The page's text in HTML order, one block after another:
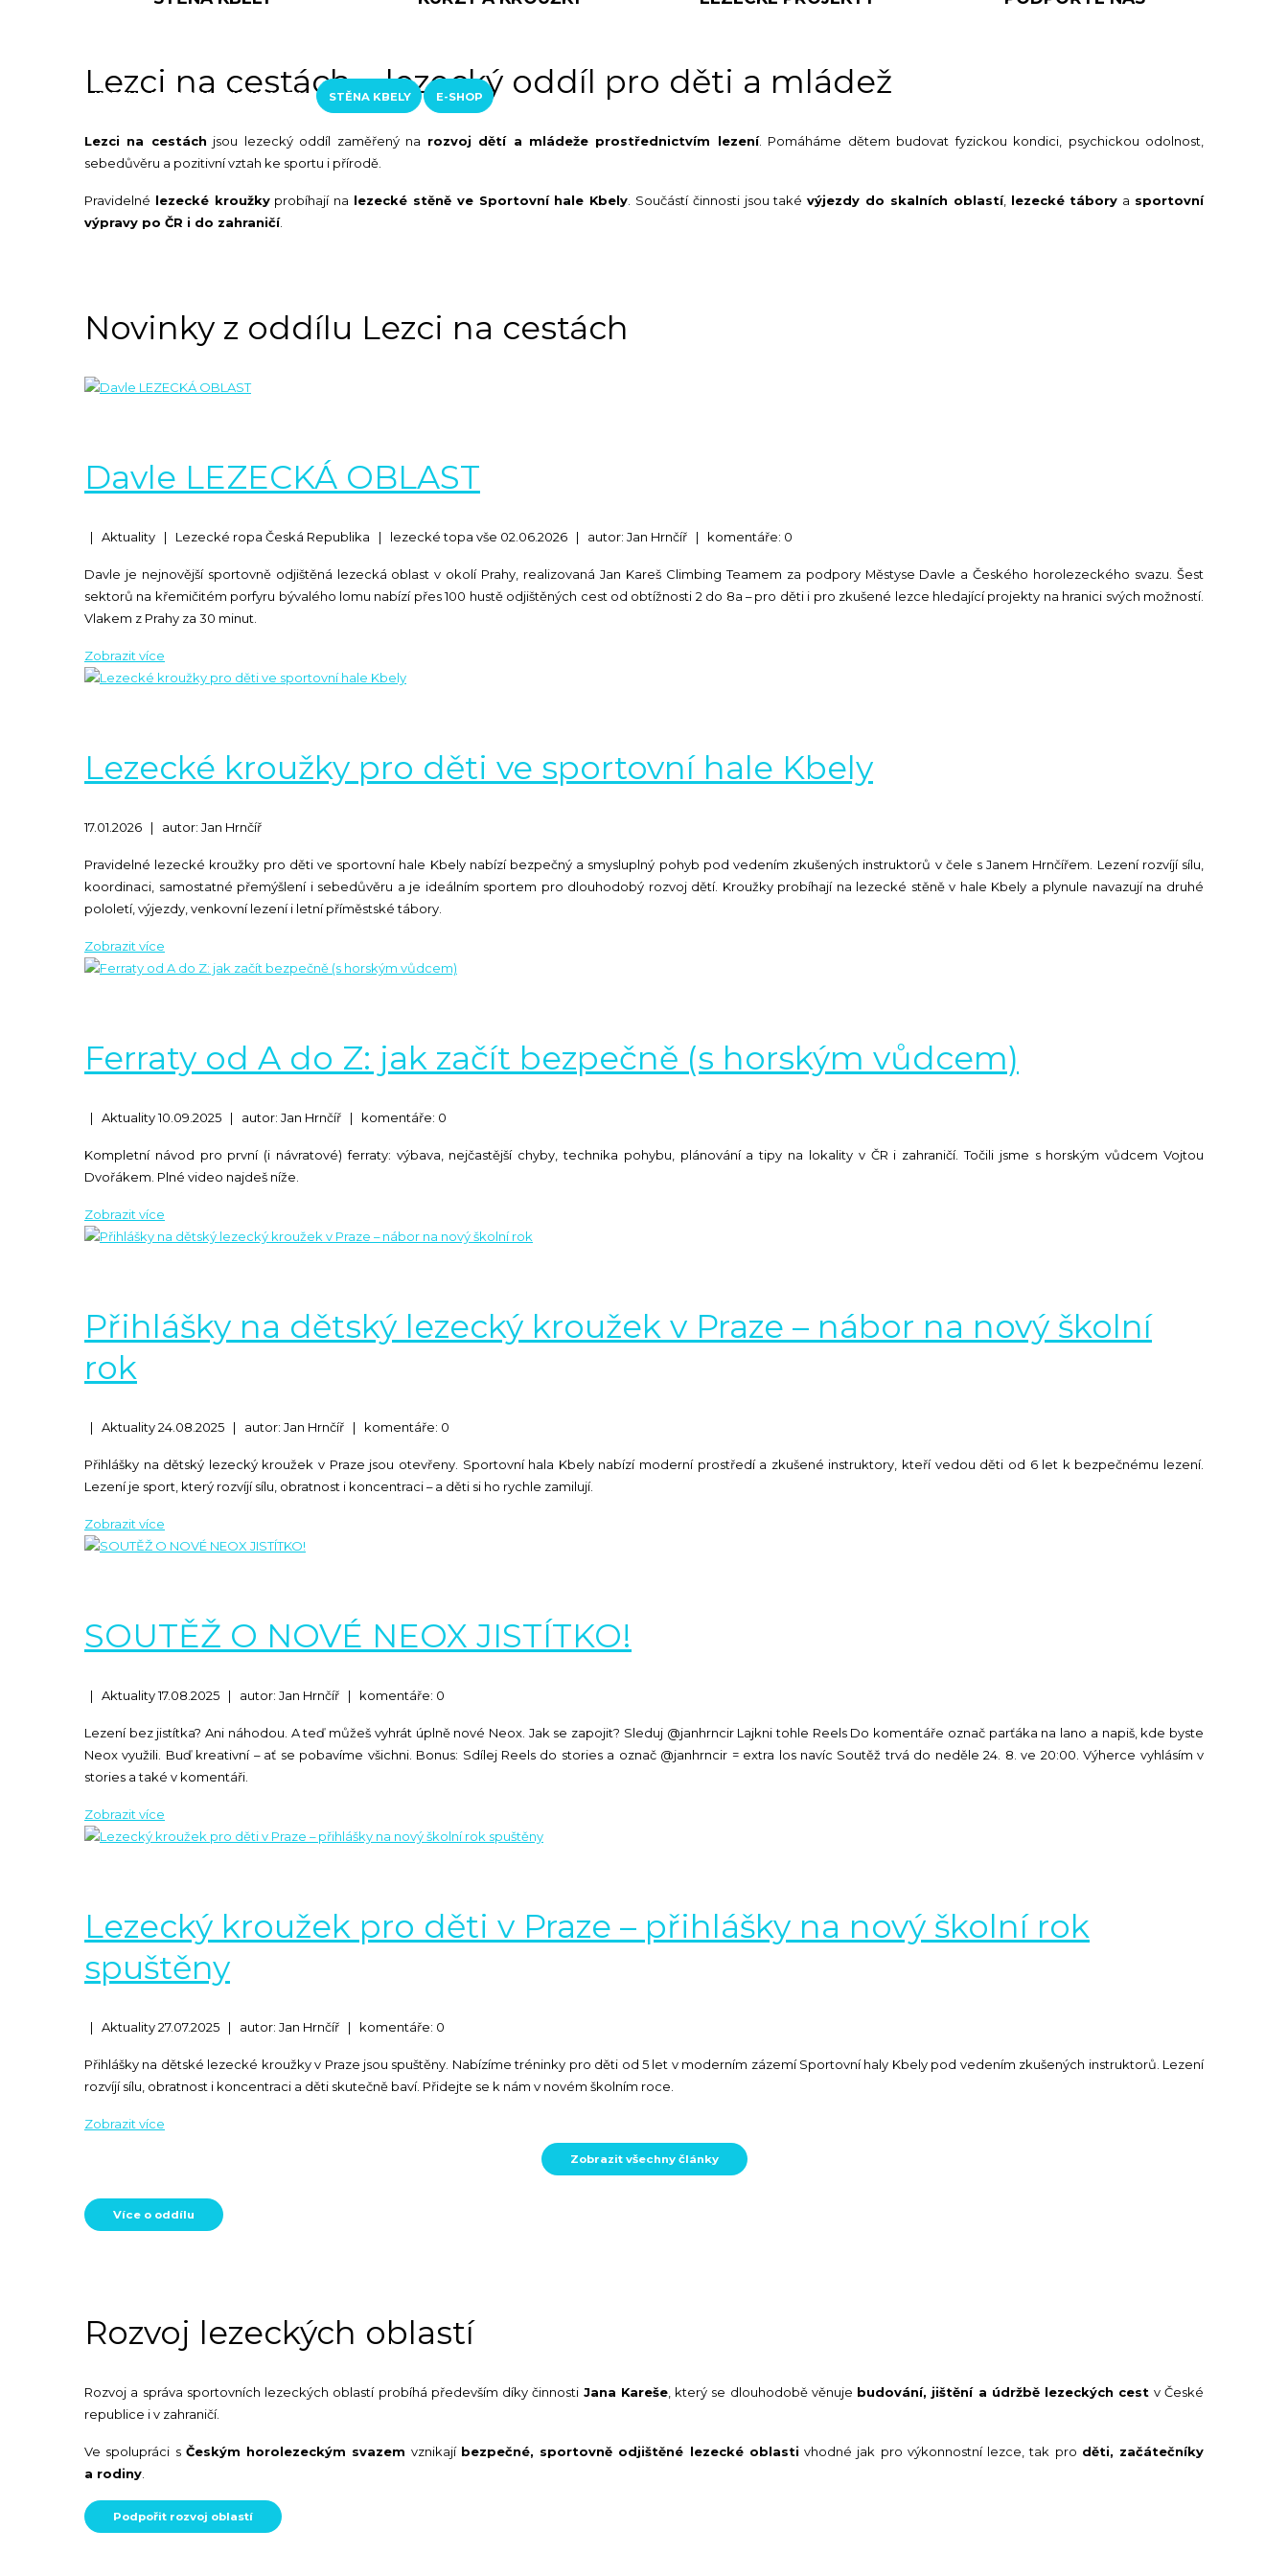
KURZY A KROUŽKY KONTAKTY STĚNA KBELY E-SHOP
Lezci na cestách – lezecký oddíl pro děti a mládež
Lezci na cestách jsou lezecký oddíl zaměřený na rozvoj dětí a mládeže prostřednictvím lezení. Pomáháme dětem budovat fyzickou kondici, psychickou odolnost,
sebedůvěru a pozitivní vztah ke sportu i přírodě.
Pravidelné lezecké kroužkyprobíhají na lezecké stěně ve Sportovní hale Kbely . Součástí činnosti jsou takévýjezdy do skalních oblastí, lezecké tábory a sportovní
výpravy po ČR i do zahraničí.
Novinky z oddílu Lezci na cestách
Davle LEZECKÁ OBLAST
| Aktuality | Lezecké ropa Česká Republika | lezecké topa vše 02.06.2026 | autor: Jan Hrnčíř | komentáře: 0
Davle je nejnovější sportovně odjištěná lezecká oblast v okolí Prahy, realizovaná Jan Kareš Climbing Teamem za podpory Městyse Davle a Českého horolezeckého svazu. Šest
sektorů na křemičitém porfyru bývalého lomu nabízí přes 100 hustě odjištěných cest od obtížnosti 2 do 8a – pro děti i pro zkušené lezce hledající projekty na hranici svých možností.
Vlakem z Prahy za 30 minut.
Lezecké kroužky pro děti ve sportovní hale Kbely
17.01.2026 | autor: Jan Hrnčíř
Pravidelné lezecké kroužky pro děti ve sportovní hale Kbely nabízí bezpečný a smysluplný pohyb pod vedením zkušených instruktorů v čele s Janem Hrnčířem. Lezení rozvíjí sílu,
koordinaci, samostatné přemýšlení i sebedůvěru a je ideálním sportem pro dlouhodobý rozvoj dětí. Kroužky probíhají na lezecké stěně v hale Kbely a plynule navazují na druhé
pololetí, výjezdy, venkovní lezení i letní příměstské tábory.
Ferraty od A do Z: jak začít bezpečně (s horským vůdcem)
| Aktuality10.09.2025 | autor: Jan Hrnčíř | komentáře: 0
Kompletní návod pro první (i návratové) ferraty: výbava, nejčastější chyby, technika pohybu, plánování a tipy na lokality v ČR i zahraničí. Točili jsme s horským vůdcem Vojtou
Dvořákem. Plné video najdeš níže.
Přihlášky na dětský lezecký kroužek v Praze – nábor na nový školní
rok
| Aktuality24.08.2025 | autor: Jan Hrnčíř | komentáře: 0
Přihlášky na dětský lezecký kroužek v Praze jsou otevřeny. Sportovní hala Kbely nabízí moderní prostředí a zkušené instruktory, kteří vedou děti od 6 let k bezpečnému lezení.
Lezení je sport, který rozvíjí sílu, obratnost i koncentraci – a děti si ho rychle zamilují.
SOUTĚŽ O NOVÉ NEOX JISTÍTKO!
| Aktuality17.08.2025 | autor: Jan Hrnčíř | komentáře: 0
Lezení bez jistítka? Ani náhodou. A teď můžeš vyhrát úplně nové Neox. Jak se zapojit? Sleduj @janhrncir Lajkni tohle Reels Do komentáře označ parťáka na lano a napiš, kde byste
Neox využili. Buď kreativní – ať se pobavíme všichni. Bonus: Sdílej Reels do stories a označ @janhrncir = extra los navíc Soutěž trvá do neděle 24. 8. ve 20:00. Výherce vyhlásím v
stories a také v komentáři.
Lezecký kroužek pro děti v Praze – přihlášky na nový školní rok
spuštěny
| Aktuality27.07.2025 | autor: Jan Hrnčíř | komentáře: 0
Přihlášky na dětské lezecké kroužky v Praze jsou spuštěny. Nabízíme tréninky pro děti od 5 let v moderním zázemí Sportovní haly Kbely pod vedením zkušených instruktorů. Lezení
rozvíjí sílu, obratnost i koncentraci a děti skutečně baví. Přidejte se k nám v novém školním roce.
Zobrazit všechny články
Více o oddílu
Rozvoj lezeckých oblastí
Rozvoj a správa sportovních lezeckých oblastí probíhá především díky činnosti Jana Kareše, který se dlouhodobě věnuje budování, jištění a údržbě lezeckých cest v České
republice i v zahraničí.
Ve spolupráci s Českým horolezeckým svazem vznikají bezpečné, sportovně odjištěné lezecké oblasti vhodné jak pro výkonnostní lezce, tak pro děti, začátečníky
a rodiny
Podpořit rozvoj oblastí